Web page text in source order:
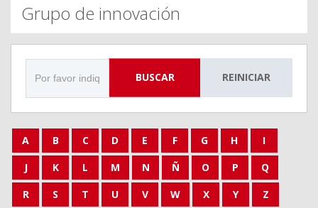
Grupo de innovación
BUSCAR REINICIAR
A B C D E F G H
I
J
K L M N Ñ O P
Q
R
S T U V W X Y Z